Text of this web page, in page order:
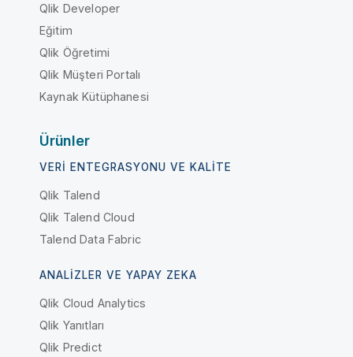
Qlik Developer
Eğitim
Qlik Öğretimi
Qlik Müşteri Portalı
Kaynak Kütüphanesi
Ürünler
VERI ENTEGRASYONU VE KALITE
Qlik Talend
Qlik Talend Cloud
Talend Data Fabric
ANALIZLER VE YAPAY ZEKA
Qlik Cloud Analytics
Qlik Yanıtları
Qlik Predict